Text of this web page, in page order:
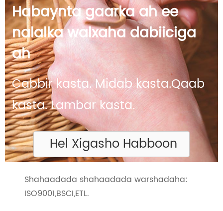
Habaynta gaarka ah ee
nalalka walxaha dabiiciga
ah
Cabbir kasta. Midab kasta.Qaab
kasta. Lambar kasta.
Hel Xigasho Habboon
Shahaadada shahaadada warshadaha:
ISO9001,BSCI,ETL.